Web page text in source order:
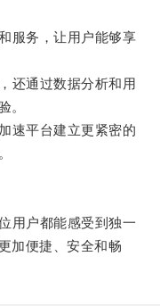
务，让用户能够享
通过数据分析和用
。
平台建立更紧密的
户都能感受到独一
加便捷、安全和畅